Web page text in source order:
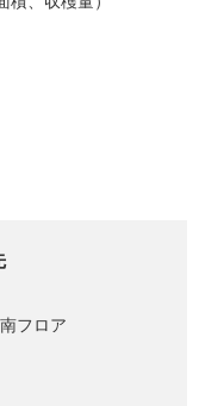
フロア